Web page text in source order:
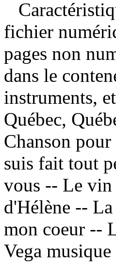
fichier
pages non
dans le
instruments,
Québec,
Chanson
suis fait tout
vous -- Le vin
d'Hélène --
mon coeur --
Vega musique